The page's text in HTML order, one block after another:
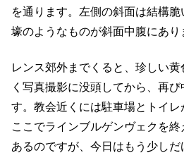
を通ります。左側の斜面は結構
壕のようなものが斜面中腹にあり
レンス郊外までくると、珍しい
く写真撮影に没頭してから、再
す。教会近くには駐車場とトイレ
ここでラインブルゲンヴェクを
あるのですが、今日はもう少しだ